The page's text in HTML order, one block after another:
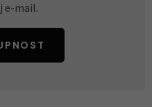
e-mail.